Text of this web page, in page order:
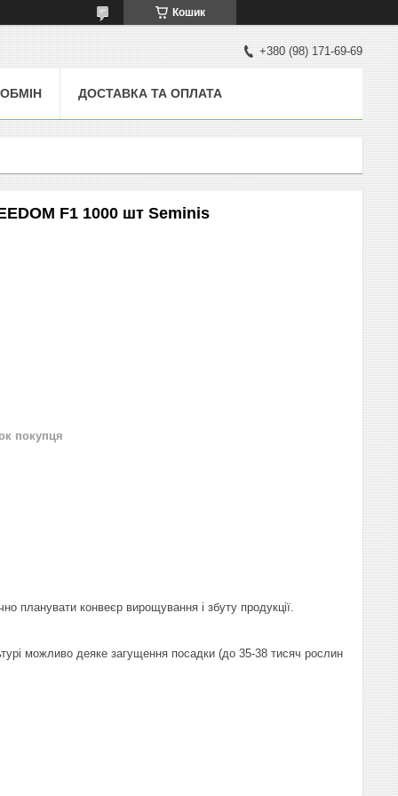
Кошик
+380 (98) 171-69-69
ДОСТАВКА ТА ОПЛАТА
F1 1000 шт Seminis
покупця
планувати конвеєр вирощування і збуту продукції.
можливо деяке загущення посадки (до 35-38 тисяч рослин